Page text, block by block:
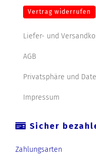
Vertrag widerrufen
Liefer- und
AGB
Privatsphäre und
Impressum
Sicher
Zahlungsarten